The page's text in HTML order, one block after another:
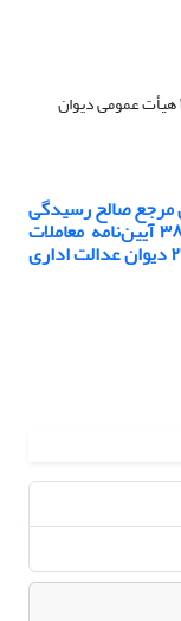
رأی وحدت رویه شماره ۲۳۰۸-۲۳۰۷ هیأت عمومی دیوان
صالح رسیدگی
به اعتراض از آرای کمیسیون موضوع ماده ۳۸ آیین‌نامه معاملات
شهرداری (آراء وحدت رویه شماره ۲۳۰۸-۲۳۰۷ دیوان عدالت اداری